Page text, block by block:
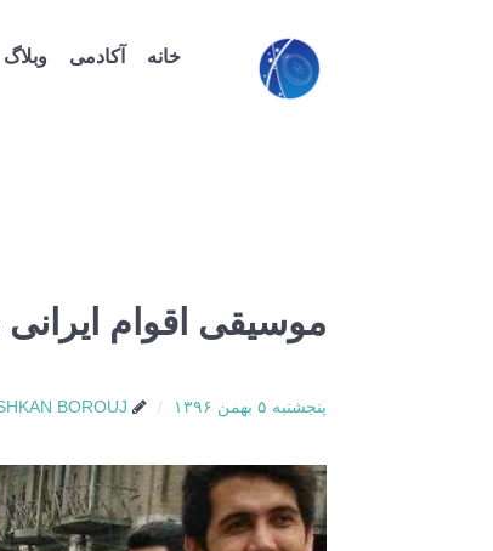
خانه آکادمی وبلاگ
موسیقی اقوام
پنجشنبه ۵ بهمن ۱۳۹۶ BOROUJ